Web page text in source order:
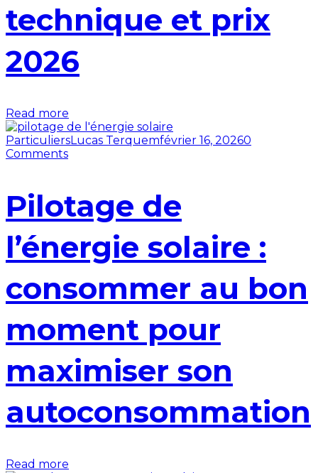
technique et prix
2026
Read more
ParticuliersLucas Terquemfévrier 16, 20260
Comments
Pilotage de
l’énergie solaire :
consommer au bon
moment pour
maximiser son
autoconsommation
Read more